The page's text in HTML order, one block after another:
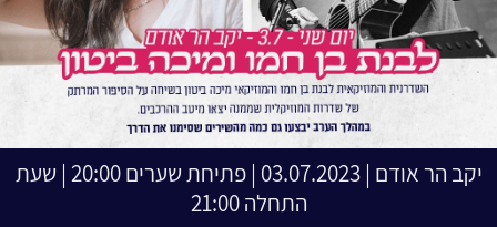
יקב הר אודם |
03.07.2023 | פתיחת שערים 20:00 | שעת
התחלה 21:00